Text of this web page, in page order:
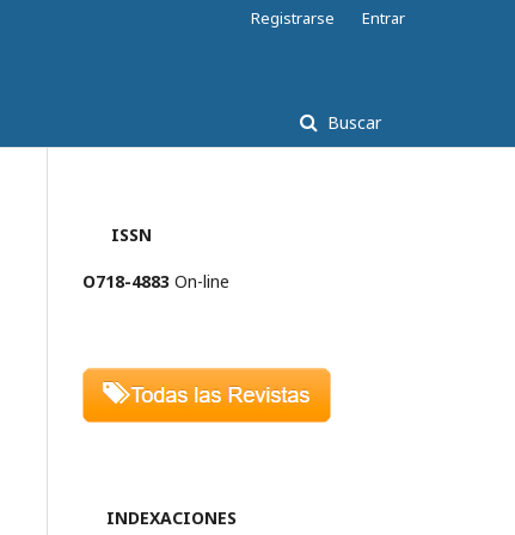
Buscar
Registrarse Entrar
ISSN
O718-4883 On-line
INDEXACIONES